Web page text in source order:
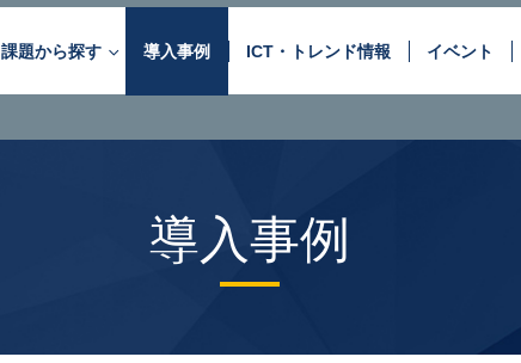
情報セキュリティ アプリケーション
課題から探す
DC・クラウド活用 セキュリティ対策
導入事例 ICT・トレンド情報 イベント
導入事例